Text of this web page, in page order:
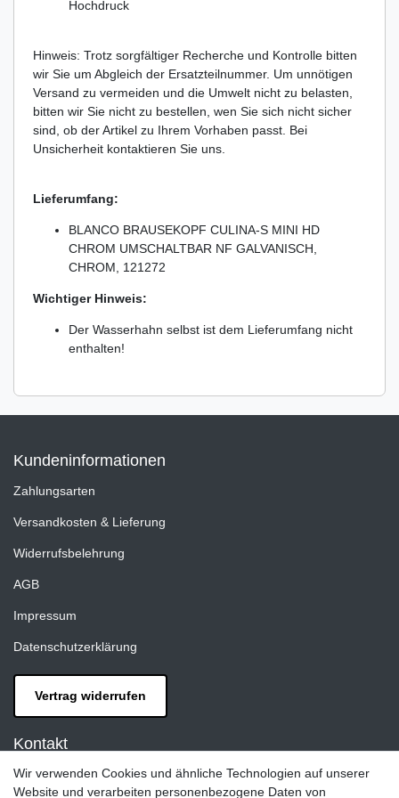
Hochdruck
Hinweis: Trotz sorgfältiger Recherche und Kontrolle bitten
wir Sie um Abgleich der Ersatzteilnummer. Um unnötigen
Versand zu vermeiden und die Umwelt nicht zu belasten,
bitten wir Sie nicht zu bestellen, wen Sie sich nicht sicher
sind, ob der Artikel zu Ihrem Vorhaben passt. Bei
Unsicherheit kontaktieren Sie uns.
Lieferumfang:
BLANCO BRAUSEKOPF CULINA-S MINI HD
CHROM UMSCHALTBAR NF GALVANISCH,
CHROM, 121272
Wichtiger Hinweis:
Der Wasserhahn selbst ist dem Lieferumfang nicht
enthalten!
Kundeninformationen
Zahlungsarten
Versandkosten & Lieferung
Widerrufsbelehrung
AGB
Impressum
Datenschutzerklärung
Vertrag widerrufen
Kontakt
LAXARA:
Zeppelinstraße 4, 89604 Allmendingen, Deutschland
Wir verwenden Cookies und ähnliche Technologien auf unserer
Website und verarbeiten personenbezogene Daten von